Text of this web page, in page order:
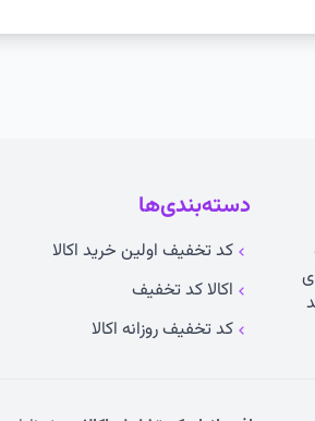
دسته‌بندی‌ها
کد تخفیف اولین خرید اکالا
اکالا کد تخفیف
کد تخفیف روزانه اکالا